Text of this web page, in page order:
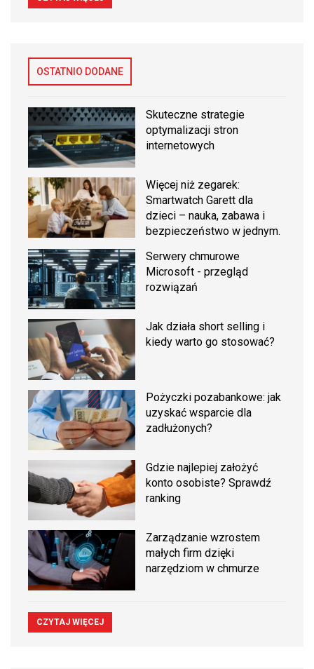
OSTATNIO DODANE
Skuteczne strategie
optymalizacji stron
internetowych
Więcej niż zegarek:
Smartwatch Garett dla
dzieci – nauka, zabawa i
bezpieczeństwo w jednym.
Serwery chmurowe
Microsoft - przegląd
rozwiązań
Jak działa short selling i
kiedy warto go stosować?
Pożyczki pozabankowe: jak
uzyskać wsparcie dla
zadłużonych?
Gdzie najlepiej założyć
konto osobiste? Sprawdź
ranking
Zarządzanie wzrostem
małych firm dzięki
narzędziom w chmurze
CZYTAJ WIĘCEJ